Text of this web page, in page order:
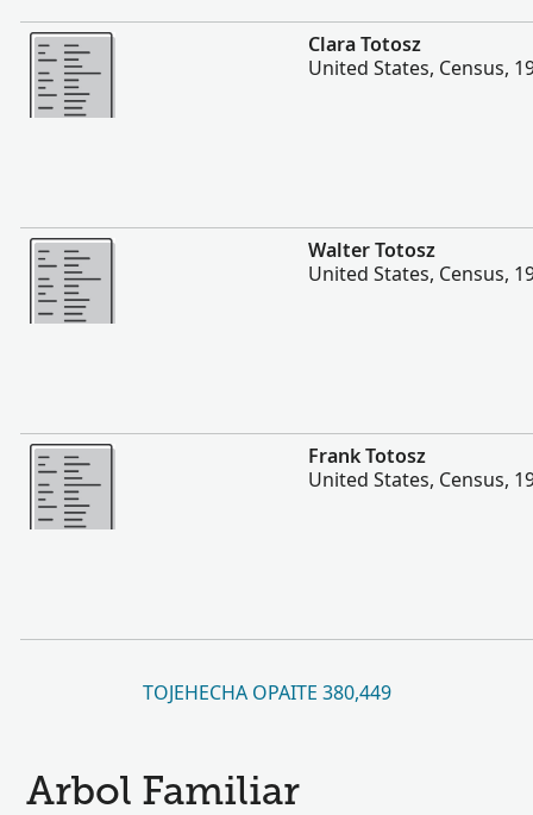
Hetave
Clara Totosz
United States, Census,
Hetave
Walter Totosz
United States, Census,
Hetave
Frank Totosz
United States, Census,
TOJEHECHA OPAITE 380,449
Arbol Familiar